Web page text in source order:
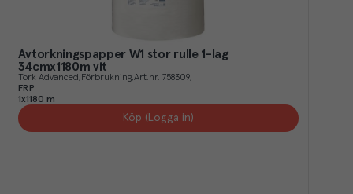
Avtorkningspapper W1 stor rulle 1-lag
34cmx1180m vit
Tork Advanced Förbrukning Art.nr. 758309
FRP
1x1180 m
Köp (Logga in)